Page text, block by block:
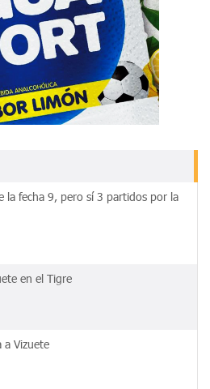
la fecha 9, pero sí 3 partidos por la
en el Tigre
a Vizuete